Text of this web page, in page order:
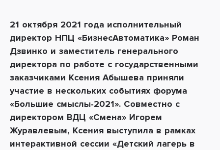
21 октября 2021 года исполнительный
директор НПЦ «БизнесАвтоматика» Роман
Дзвинко и заместитель генерального
директора по работе с государственными
заказчиками Ксения Абышева приняли
участие в нескольких событиях форума
«Большие смыслы-2021». Совместно с
директором ВДЦ «Смена» Игорем
Журавлевым, Ксения выступила в рамках
интерактивной сессии «Детский лагерь в